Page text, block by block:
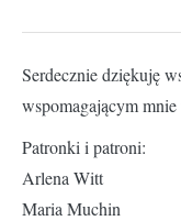
Serdecznie dziękuję
wspomagającym
Patronki i patroni:
Arlena Witt
Maria Muchin